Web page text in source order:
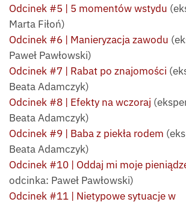
Odcinek #5 | 5 momentów wstydu
Marta Fiłoń)
Odcinek #6 | Manieryzacja zawodu
Paweł Pawłowski)
Odcinek #7 | Rabat po znajomości
Beata Adamczyk)
Odcinek #8 | Efekty na wczoraj
Beata Adamczyk)
Odcinek #9 | Baba z piekła rodem
Beata Adamczyk)
Odcinek #10 | Oddaj mi moje
odcinka: Paweł Pawłowski)
Odcinek #11 | Nietypowe sytuacje w